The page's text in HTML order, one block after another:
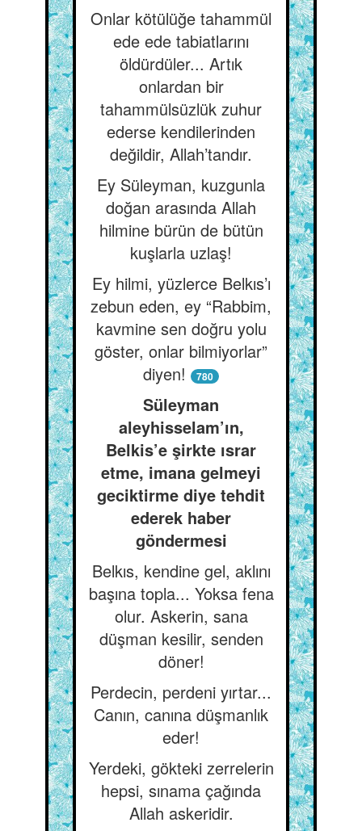
Onlar kötülüğe tahammül
ede ede tabiatlarını
öldürdüler... Artık
onlardan bir
tahammülsüzlük zuhur
ederse kendilerinden
değildir, Allah’tandır.
Ey Süleyman, kuzgunla
doğan arasında Allah
hilmine bürün de bütün
kuşlarla uzlaş!
Ey hilmi, yüzlerce Belkıs’ı
zebun eden, ey “Rabbim,
kavmine sen doğru yolu
göster, onlar bilmiyorlar”
diyen!
780
Süleyman
aleyhisselam’ın,
Belkis’e şirkte ısrar
etme, imana gelmeyi
geciktirme diye tehdit
ederek haber
göndermesi
Belkıs, kendine gel, aklını
başına topla... Yoksa fena
olur. Askerin, sana
düşman kesilir, senden
döner!
Perdecin, perdeni yırtar...
Canın, canına düşmanlık
eder!
Yerdeki, gökteki zerrelerin
hepsi, sınama çağında
Allah askeridir.